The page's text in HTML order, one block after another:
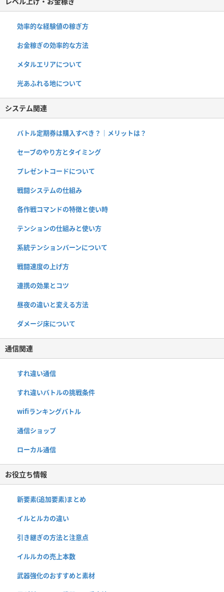
効率的な経験値の稼ぎ方
お金稼ぎの効率的な方法
メタルエリアについて
光あふれる地について
システム関連
バトル定期券は購入すべき？｜メリットは？
セーブのやり方とタイミング
プレゼントコードについて
戦闘システムの仕組み
各作戦コマンドの特徴と使い時
テンションの仕組みと使い方
系統テンションバーンについて
戦闘速度の上げ方
連携の効果とコツ
昼夜の違いと変える方法
ダメージ床について
通信関連
すれ違い通信
すれ違いバトルの挑戦条件
wifiランキングバトル
通信ショップ
ローカル通信
お役立ち情報
新要素(追加要素)まとめ
イルとルカの違い
引き継ぎの方法と注意点
イルルカの売上本数
武器強化のおすすめと素材